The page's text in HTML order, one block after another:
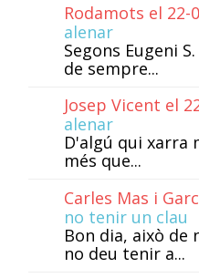
Rodamots el 22-
alenar
Segons Eugeni
de sempre...
Josep Vicent el
alenar
D'algú qui xarra
més que...
Carles Mas i
no tenir un clau
Bon dia, això de
no deu tenir a...